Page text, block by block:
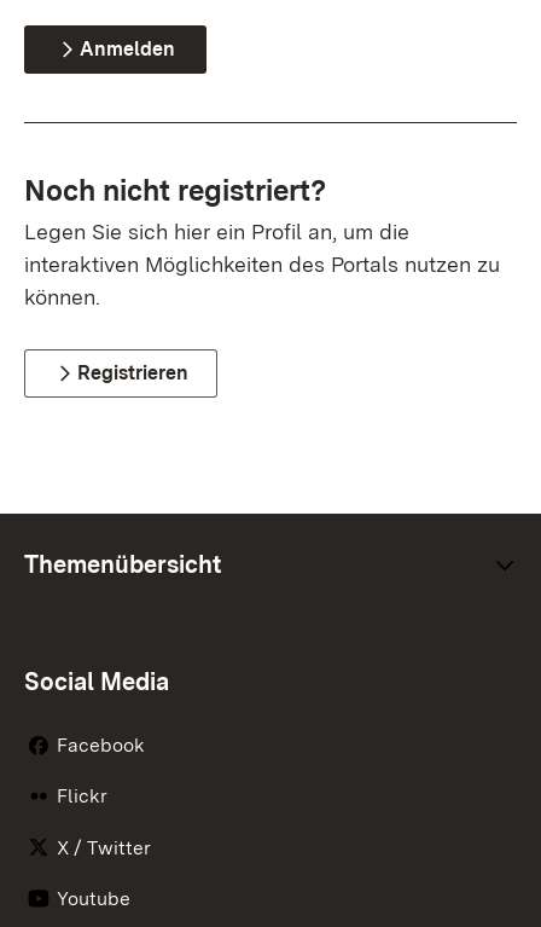
Anmelden
Noch nicht registriert?
Legen Sie sich hier ein Profil an, um die
interaktiven Möglichkeiten des Portals nutzen zu
können.
Registrieren
Themenübersicht
Social Media
Facebook
Flickr
X / Twitter
Youtube